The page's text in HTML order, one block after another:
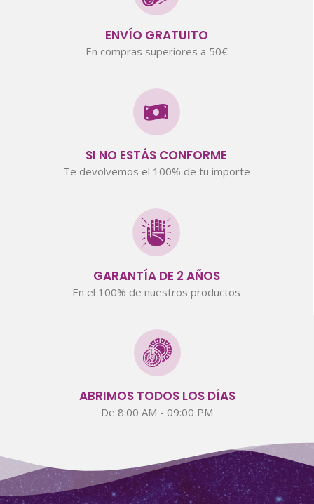
ENVÍO GRATUITO
En compras superiores a 50€
SI NO ESTÁS CONFORME
Te devolvemos el 100% de tu importe
GARANTÍA DE 2 AÑOS
En el 100% de nuestros productos
ABRIMOS TODOS LOS DÍAS
De 8:00 AM - 09:00 PM